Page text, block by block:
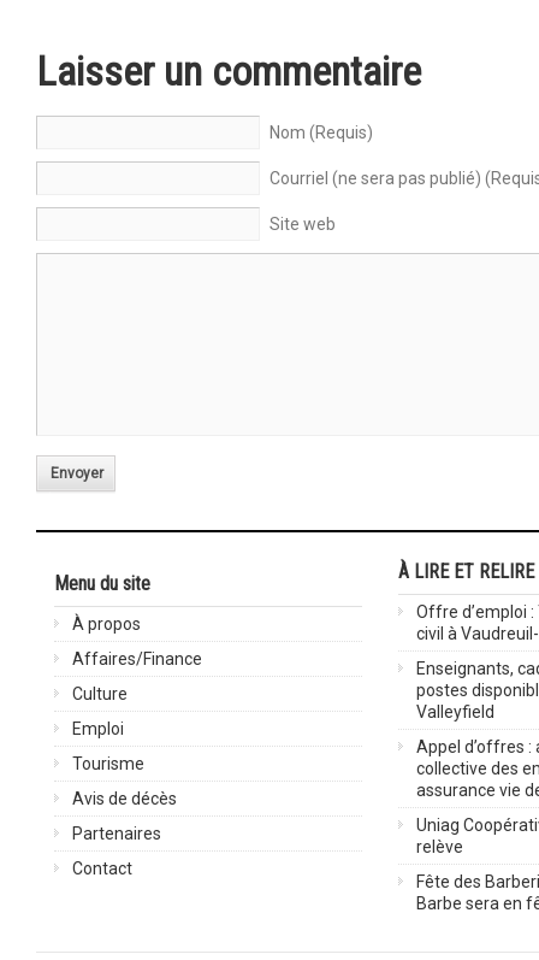
Laisser un commentaire
Nom (Requis)
Courriel (ne sera pas publié)
Site web
Envoyer
Menu du site
À propos
Affaires/Finance
Culture
Emploi
Tourisme
Avis de décès
Partenaires
Contact
À LIRE ET RELIRE
Offre d’emploi
civil à
Enseignants,
postes
Valleyfield
Appel d’offres :
collective des
assurance vie
Uniag
relève
Fête des
Barbe sera en